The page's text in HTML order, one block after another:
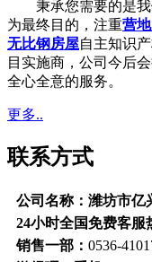
秉承您需要的是我
为最终目的，注重营
无比钢房屋自主知识
目实施商，公司今后
全心全意的服务。
更多..
联系方式
公司名称：潍坊市亿
24小时全国免费客服
销售一部： 0536-